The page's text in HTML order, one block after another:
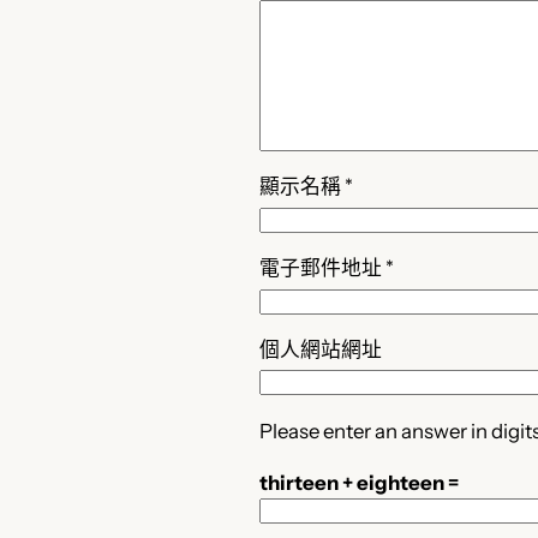
顯示名稱 *
電子郵件地址 *
個人網站網址
Please enter an answer in
thirteen + eighteen =